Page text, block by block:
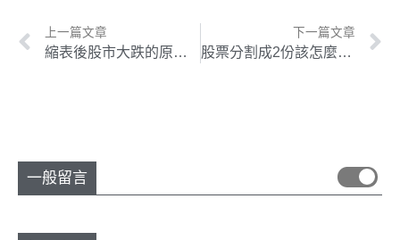
上一篇文章
縮表後股市大跌的原因是什麼？美國聯準會祭出1招量化緊縮控制通貨膨漲.
下一篇文章
股票分割成2份該怎麼計算？股價會上漲嗎？除權後萬一沒上漲該怎麼辦？
一般留言